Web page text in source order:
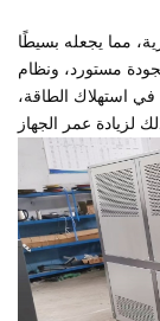
مما يجعله بسيطًا
مستورد، ونظام
استهلاك الطاقة،